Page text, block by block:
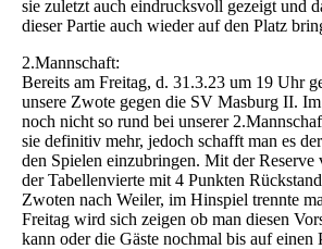
sie zuletzt auch eindrucksvoll gezeigt und
dieser Partie auch wieder auf den Platz
2.Mannschaft:
Bereits am Freitag, d. 31.3.23 um 19 Uhr
unsere Zwote gegen die SV Masburg II.
noch nicht so rund bei unserer
sie definitiv mehr, jedoch schafft man es
den Spielen einzubringen. Mit der
der Tabellenvierte mit 4 Punkten
Zwoten nach Weiler, im Hinspiel trennte
Freitag wird sich zeigen ob man diesen
kann oder die Gäste nochmal bis auf einen